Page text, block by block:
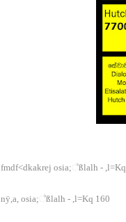
fmdf<dkakrej osia;‍්‍ßlalh - ,l=Kq
nÿ,a, osia;‍්‍ßlalh - ,l=Kq 160